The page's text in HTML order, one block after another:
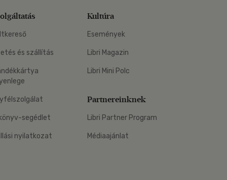
és szállítás
segédlet
nyilatkozat
Kultúra
Események
Libri Magazin
Libri Mini Polc
Partnereinknek
Libri Partner Program
Médiaajánlat